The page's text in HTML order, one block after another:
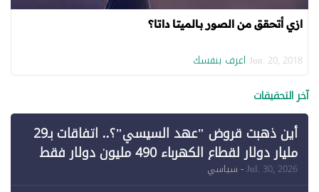
ازي أتحقق من الصور بـالميتا داتا؟
Jun. 20, 2018 اعرف بنفسك
آخر التحقيقات
أين ذهبت قروض "عهد السيسي"؟.. اتفاقات بـ29
مليار دولار لقطاع الكهرباء 490 مليون دولار فقط
لـ"الطاقة المتجددة" (1)
Jul. 30, 2026- سياسي